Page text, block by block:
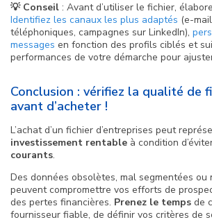
💡 Conseil : Avant d’utiliser le fichier,
Identifiez les canaux les plus adaptés (e-
téléphoniques, campagnes sur LinkedIn),
messages en fonction des profils ciblés et
performances de votre démarche pour
Conclusion : vérifiez la qualité de
avant d’acheter !
L’achat d’un fichier d’entreprises peut
investissement rentable à condition
courants.
Des données obsolètes, mal segmentées ou
peuvent compromettre vos efforts de
des pertes financières. Prenez le temps de
fournisseur fiable, de définir vos critères de